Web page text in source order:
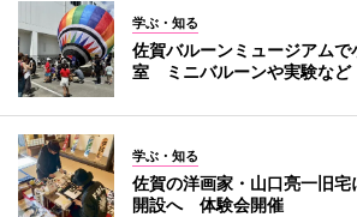
学ぶ・知る
佐賀バルーンミュージアム
室 ミニバルーンや実験など
学ぶ・知る
佐賀の洋画家・山口亮一旧宅
開設へ 体験会開催